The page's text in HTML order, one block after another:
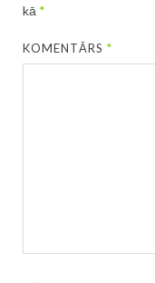
kā *
KOMENTĀRS*